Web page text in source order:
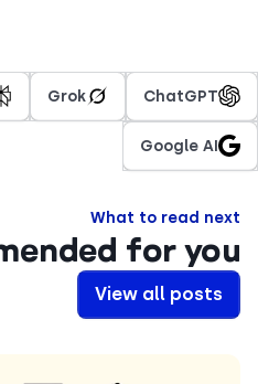
ChatGPT
Grok
Google AI
What to read
for
View all posts